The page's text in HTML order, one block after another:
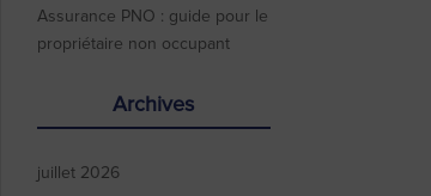
Assurance PNO : guide pour le
propriétaire non occupant
Archives
juillet 2026